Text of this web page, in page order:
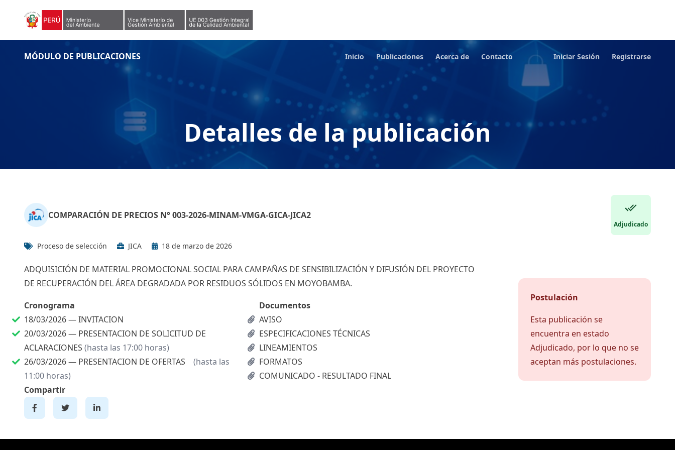
MÓDULO DE PUBLICACIONES Inicio Publicaciones Acerca de Contacto Iniciar Sesión Registrarse
Detalles de la publicación
COMPARACIÓN DE PRECIOS N° 003-2026-MINAM-VMGA-GICA-JICA2
Adjudicado
Proceso de selección JICA 18 de marzo de 2026
ADQUISICIÓN DE MATERIAL PROMOCIONAL SOCIAL PARA CAMPAÑAS DE SENSIBILIZACIÓN Y DIFUSIÓN DEL PROYECTO
DE RECUPERACIÓN DEL ÁREA DEGRADADA POR RESIDUOS SÓLIDOS EN MOYOBAMBA.
Cronograma
18/03/2026 —INVITACION
20/03/2026 — PRESENTACION DE SOLICITUD DE
ACLARACIONES (hasta las 17:00 horas)
26/03/2026 — PRESENTACION DE OFERTAS
(hasta las
11:00 horas)
Documentos
AVISO
ESPECIFICACIONES TÉCNICAS
LINEAMIENTOS
FORMATOS
COMUNICADO - RESULTADO FINAL
Compartir
Postulación
Esta publicación se
encuentra en estado
Adjudicado, por lo que no se
aceptan más postulaciones.